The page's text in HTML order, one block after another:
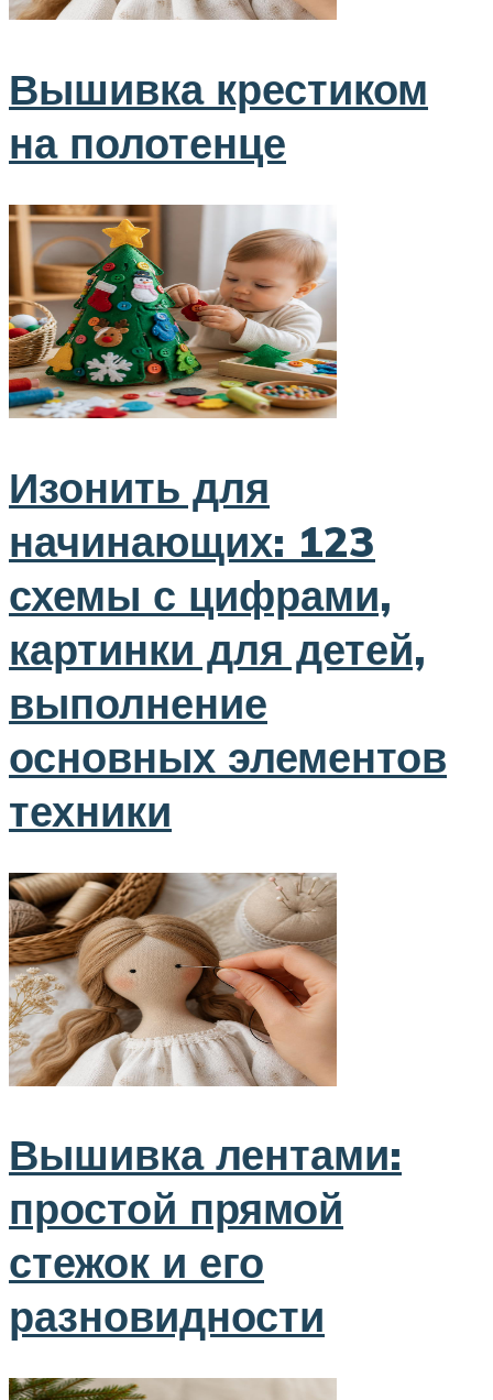
Вышивка крестиком
на полотенце
Изонить для
начинающих: 123
схемы с цифрами,
картинки для детей,
выполнение
основных элементов
техники
Вышивка лентами:
простой прямой
стежок и его
разновидности